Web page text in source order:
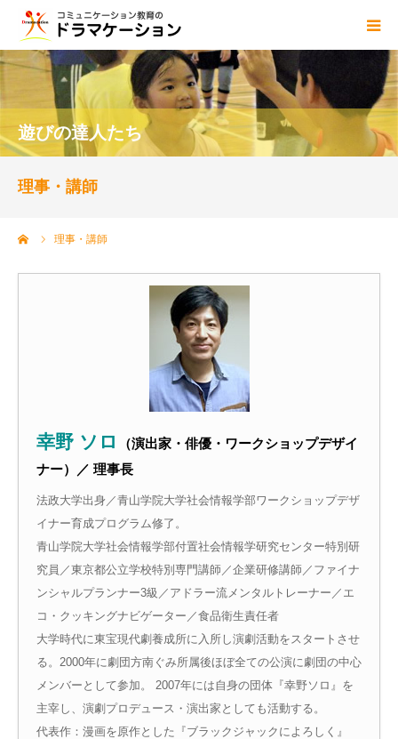
遊びの達人たち
理事・講師
理事・講師
幸野 ソロ
（演出家・俳優・ワークショップデザイ
ナー）／ 理事長
法政大学出身／青山学院大学社会情報学部ワークショップデザ
イナー育成プログラム修了。
青山学院大学社会情報学部付置社会情報学研究センター特別研
究員／東京都公立学校特別専門講師／企業研修講師／ファイナ
ンシャルプランナー3級／アドラー流メンタルトレーナー／エ
コ・クッキングナビゲーター／食品衛生責任者
大学時代に東宝現代劇養成所に入所し演劇活動をスタートさせ
る。2000年に劇団方南ぐみ所属後ほぼ全ての公演に劇団の中心
メンバーとして参加。 2007年には自身の団体『幸野ソロ』を
主宰し、演劇プロデュース・演出家としても活動する。
代表作：漫画を原作とした『ブラックジャックによろしく』
ドラマケーションとは
blog
講師
センター概要
ご依頼・お問い合わせ